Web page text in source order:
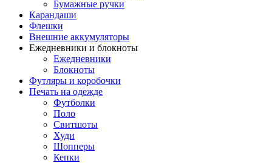
Бумажные ручки
Карандаши
Флешки
Внешние аккумуляторы
Ежедневники и блокноты
Ежедневники
Блокноты
Футляры и коробочки
Печать на одежде
Футболки
Поло
Свитшоты
Худи
Шопперы
Кепки